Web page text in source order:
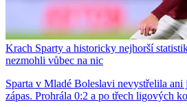
Krach Sparty a historicky nejhorší
nezmohli vůbec na nic
Sparta v Mladé Boleslavi nevystřelila ani
zápas. Prohrála 0:2 a po třech ligových